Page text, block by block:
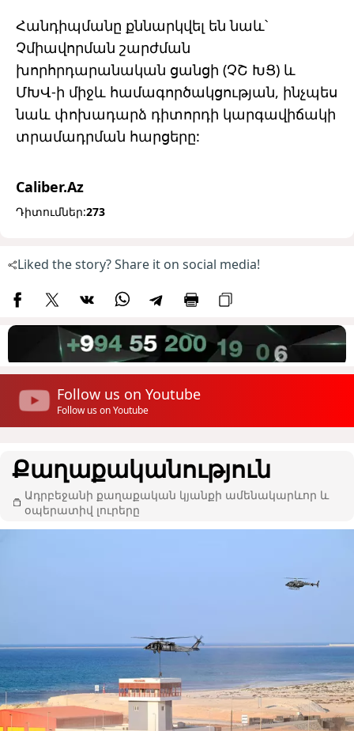
Հանդիպմանը քննարկվել են նաև՝
Չմիավորման շարժման
խորհրդարանական ցանցի (ՉՇ ԽՑ) և
ՄԽՎ-ի միջև համագործակցության, ինչպես
նաև փոխադարձ դիտորդի կարգավիճակի
տրամադրման հարցերը:
Caliber.Az
Դիտումներ:273
Liked the story? Share it on social media!
Follow us on Youtube
Follow us on Youtube
Քաղաքականություն
Ադրբեջանի քաղաքական կյանքի ամենակարևոր և
օպերատիվ լուրերը